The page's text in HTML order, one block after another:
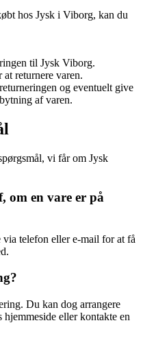
hos Jysk i Viborg, kan du
til Jysk Viborg.
returnere varen.
og eventuelt give
af varen.
vi får om Jysk
om en vare er på
telefon eller e-mail for at få
Du kan dog arrangere
eller kontakte en